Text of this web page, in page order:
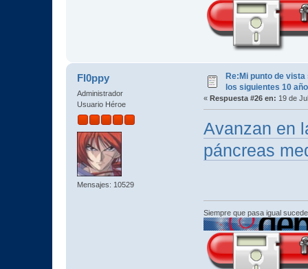
Fl0ppy
Administrador
Usuario Héroe
Mensajes: 10529
Re:Mi punto de
los siguientes 10
« Respuesta #26 en: 19 de
Avanzan en
páncreas
Siempre que pasa igual